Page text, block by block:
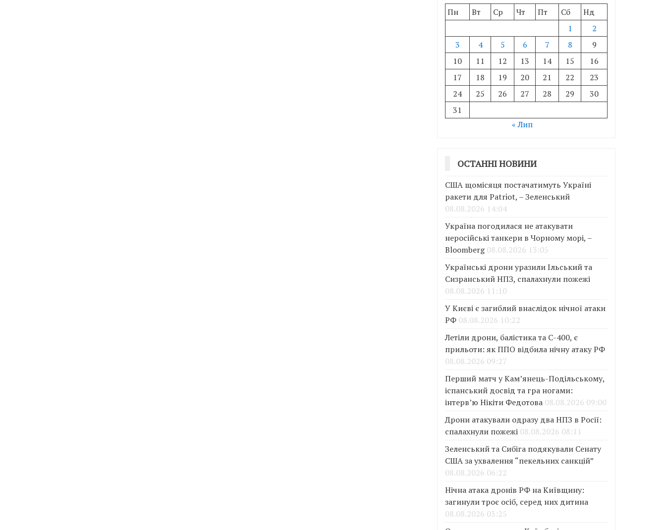
Пн
Вт Ср Чт Пт Сб
Нд
1
2
3
4 5 6 7 8
9
10
11 12 13 14 15
16
17
18 19 20 21 22
23
24
25 26 27 28 29
30
31
« Лип
ОСТАННІ НОВИНИ
США щомісяця постачатимуть Україні
ракети для Patriot, – Зеленський
08.08.2026 14:04
Україна погодилася не атакувати
неросійські танкери в Чорному морі, –
Bloomberg 08.08.2026 13:05
Українські дрони уразили Ільський та
Сизранський НПЗ, спалахнули пожежі
08.08.2026 11:10
У Києві є загиблий внаслідок нічної атаки
РФ 08.08.2026 10:22
Летіли дрони, балістика та С-400, є
прильоти: як ППО відбила нічну атаку РФ
08.08.2026 09:27
Перший матч у Кам’янець-Подільському,
іспанський досвід та гра ногами:
інтерв’ю Нікіти Федотова 08.08.2026 09:00
Дрони атакували одразу два НПЗ в Росії:
спалахнули пожежі 08.08.2026 08:11
Зеленський та Сибіга подякували Сенату
США за ухвалення “пекельних санкцій”
08.08.2026 06:22
Нічна атака дронів РФ на Київщину:
загинули троє осіб, серед них дитина
08.08.2026 03:25